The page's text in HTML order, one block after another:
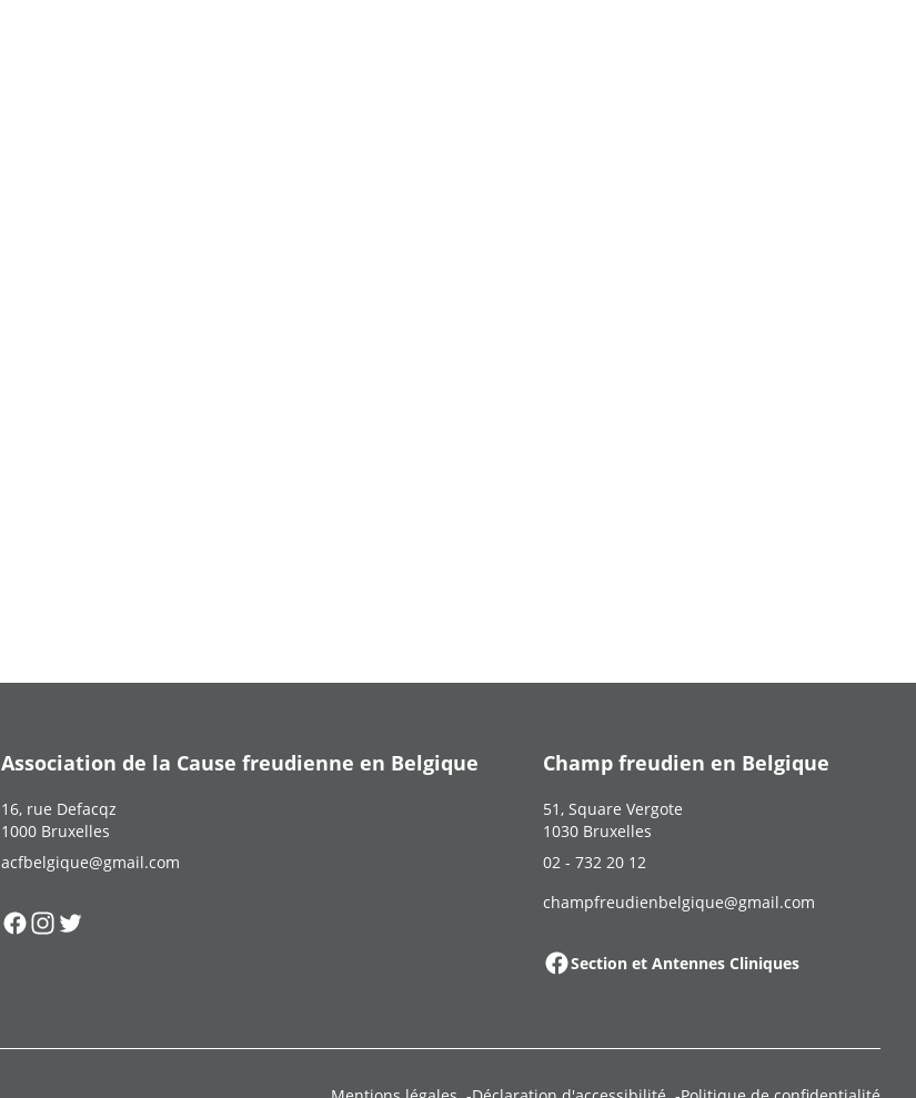
Association de la Cause freudienne en Belgique
16, rue Defacqz
1000 Bruxelles
acfbelgique@gmail.com
Suivez-nous sur
Suivez-nous sur
Suivez-nous sur
Champ freudien en Belgique
51, Square Vergote
1030 Bruxelles
02 - 732 20 12
champfreudienbelgique@gmail.com
Section et Antennes Cliniques